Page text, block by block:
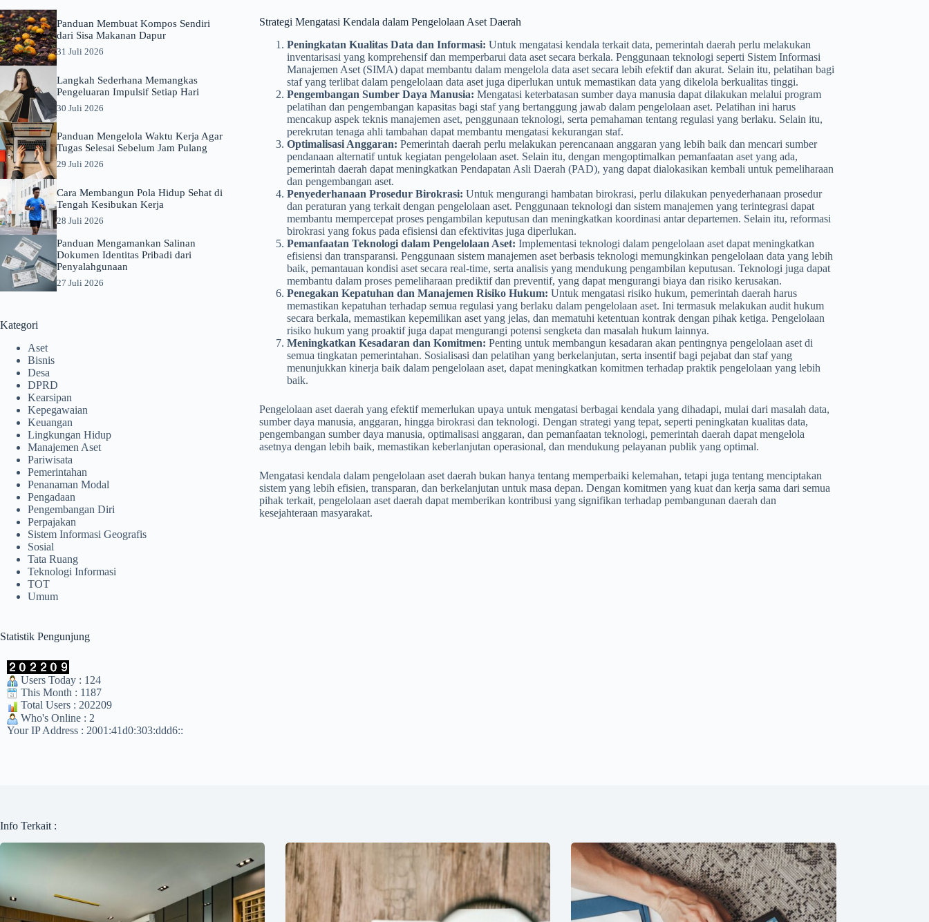
Strategi Mengatasi Kendala dalam Pengelolaan Aset Daerah
Peningkatan Kualitas Data dan Informasi: Untuk mengatasi kendala terkait data, pemerintah daerah perlu melakukan
inventarisasi yang komprehensif dan memperbarui data aset secara berkala. Penggunaan teknologi seperti Sistem Informasi
Manajemen Aset (SIMA) dapat membantu dalam mengelola data aset secara lebih efektif dan akurat. Selain itu, pelatihan bagi
staf yang terlibat dalam pengelolaan data aset juga diperlukan untuk memastikan data yang dikelola berkualitas tinggi.
Pengembangan Sumber Daya Manusia: Mengatasi keterbatasan sumber daya manusia dapat dilakukan melalui program
pelatihan dan pengembangan kapasitas bagi staf yang bertanggung jawab dalam pengelolaan aset. Pelatihan ini harus
mencakup aspek teknis manajemen aset, penggunaan teknologi, serta pemahaman tentang regulasi yang berlaku. Selain itu,
perekrutan tenaga ahli tambahan dapat membantu mengatasi kekurangan staf.
Optimalisasi Anggaran: Pemerintah daerah perlu melakukan perencanaan anggaran yang lebih baik dan mencari sumber
pendanaan alternatif untuk kegiatan pengelolaan aset. Selain itu, dengan mengoptimalkan pemanfaatan aset yang ada,
pemerintah daerah dapat meningkatkan Pendapatan Asli Daerah (PAD), yang dapat dialokasikan kembali untuk pemeliharaan
dan pengembangan aset.
Penyederhanaan Prosedur Birokrasi: Untuk mengurangi hambatan birokrasi, perlu dilakukan penyederhanaan prosedur
dan peraturan yang terkait dengan pengelolaan aset. Penggunaan teknologi dan sistem manajemen yang terintegrasi dapat
membantu mempercepat proses pengambilan keputusan dan meningkatkan koordinasi antar departemen. Selain itu, reformasi
birokrasi yang fokus pada efisiensi dan efektivitas juga diperlukan.
Pemanfaatan Teknologi dalam Pengelolaan Aset: Implementasi teknologi dalam pengelolaan aset dapat meningkatkan
efisiensi dan transparansi. Penggunaan sistem manajemen aset berbasis teknologi memungkinkan pengelolaan data yang lebih
baik, pemantauan kondisi aset secara real-time, serta analisis yang mendukung pengambilan keputusan. Teknologi juga dapat
membantu dalam proses pemeliharaan prediktif dan preventif, yang dapat mengurangi biaya dan risiko kerusakan.
Penegakan Kepatuhan dan Manajemen Risiko Hukum: Untuk mengatasi risiko hukum, pemerintah daerah harus
memastikan kepatuhan terhadap semua regulasi yang berlaku dalam pengelolaan aset. Ini termasuk melakukan audit hukum
secara berkala, memastikan kepemilikan aset yang jelas, dan mematuhi ketentuan kontrak dengan pihak ketiga. Pengelolaan
risiko hukum yang proaktif juga dapat mengurangi potensi sengketa dan masalah hukum lainnya.
Meningkatkan Kesadaran dan Komitmen: Penting untuk membangun kesadaran akan pentingnya pengelolaan aset di
semua tingkatan pemerintahan. Sosialisasi dan pelatihan yang berkelanjutan, serta insentif bagi pejabat dan staf yang
menunjukkan kinerja baik dalam pengelolaan aset, dapat meningkatkan komitmen terhadap praktik pengelolaan yang lebih
baik.
Pengelolaan aset daerah yang efektif memerlukan upaya untuk mengatasi berbagai kendala yang dihadapi, mulai dari masalah data,
sumber daya manusia, anggaran, hingga birokrasi dan teknologi. Dengan strategi yang tepat, seperti peningkatan kualitas data,
pengembangan sumber daya manusia, optimalisasi anggaran, dan pemanfaatan teknologi, pemerintah daerah dapat mengelola
asetnya dengan lebih baik, memastikan keberlanjutan operasional, dan mendukung pelayanan publik yang optimal.
Mengatasi kendala dalam pengelolaan aset daerah bukan hanya tentang memperbaiki kelemahan, tetapi juga tentang menciptakan
sistem yang lebih efisien, transparan, dan berkelanjutan untuk masa depan. Dengan komitmen yang kuat dan kerja sama dari semua
pihak terkait, pengelolaan aset daerah dapat memberikan kontribusi yang signifikan terhadap pembangunan daerah dan
kesejahteraan masyarakat.
Panduan Membuat Kompos Sendiri
dari Sisa Makanan Dapur
31 Juli 2026
Langkah Sederhana Memangkas
Pengeluaran Impulsif Setiap Hari
30 Juli 2026
Panduan Mengelola Waktu Kerja Agar
Tugas Selesai Sebelum Jam Pulang
29 Juli 2026
Cara Membangun Pola Hidup Sehat di
Tengah Kesibukan Kerja
28 Juli 2026
Panduan Mengamankan Salinan
Dokumen Identitas Pribadi dari
Penyalahgunaan
27 Juli 2026
Kategori
Aset
Bisnis
Desa
DPRD
Kearsipan
Kepegawaian
Keuangan
Lingkungan Hidup
Manajemen Aset
Pariwisata
Pemerintahan
Penanaman Modal
Pengadaan
Pengembangan Diri
Perpajakan
Sistem Informasi Geografis
Sosial
Tata Ruang
Teknologi Informasi
TOT
Umum
Statistik Pengunjung
Users Today : 124
This Month : 1187
Total Users : 202209
Who's Online : 2
Your IP Address : 2001:41d0:303:ddd6::
Info Terkait :